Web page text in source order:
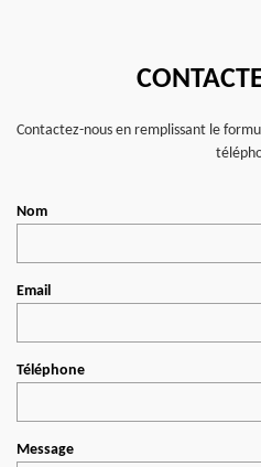
Contactez-nous en remplissant le
Nom
Email
Téléphone
Message